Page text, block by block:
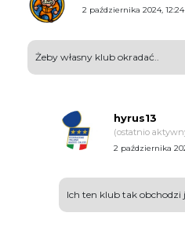
2 października 2024, 12:24
Żeby własny klub okradać..
hyrus13
(ostatnio
2 października
Ich ten klub tak obchodzi